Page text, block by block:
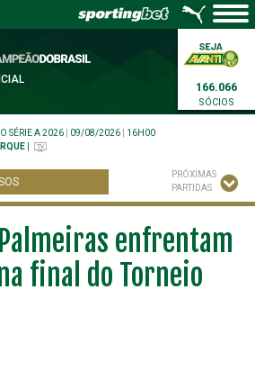
166.066
SÓCIOS
SÉRIE A 2026 09/08/2026
16H00
PRÓXIMAS
PARTIDAS
enfrentam
final do Torneio